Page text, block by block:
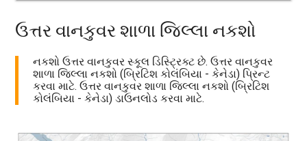
ઉત્તર વાનકુવર શાળા જિલ્લા નકશો
નકશો ઉત્તર વાનકુવર સ્કૂલ ડિસ્ટ્રિક્ટ છે. ઉત્તર વાનકુવર
શાળા જિલ્લા નકશો (બ્રિટિશ કોલંબિયા - કેનેડા) પ્રિન્ટ
કરવા માટે. ઉત્તર વાનકુવર શાળા જિલ્લા નકશો (બ્રિટિશ
કોલંબિયા - કેનેડા) ડાઉનલોડ કરવા માટે.